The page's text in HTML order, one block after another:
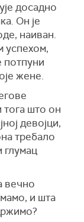
досадно
Он је
наиван.
успехом,
потпуни
жене.
што он
девојци,
требало
глумац
вечно
и шта